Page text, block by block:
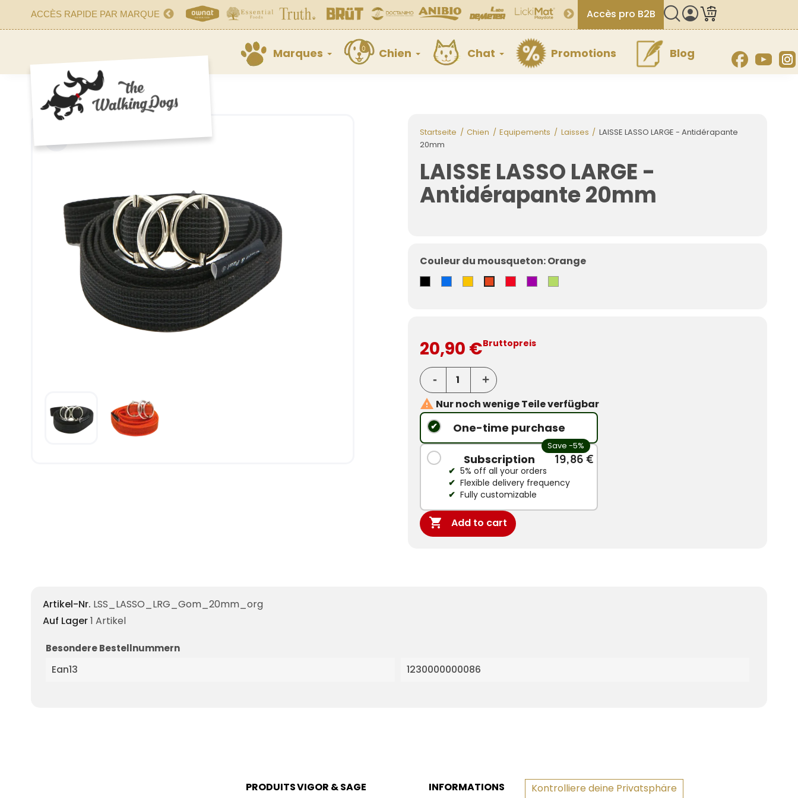
ACCÈS RAPIDE PAR MARQUE Accès pro B2B
Marques Chien Chat Promotions Blog Facebook
Startseite Chien Equipements Laisses
LAISSE LASSO LARGE - Antidérapante
20mm
LAISSE LASSO LARGE -
Antidérapante 20mm
Couleur du mousqueton: Orange
20,90 €Bruttopreis
 Nur noch wenige Teile verfügbar
One-time purchase
Save -5%
Subscription 19,86 €
5% off all your orders
Flexible delivery frequency
Fully customizable
 Add to cart
Artikel-Nr. LSS_LASSO_LRG_Gom_20mm_org
Auf Lager1 Artikel
Besondere Bestellnummern
Ean13 1230000000086
PRODUITSVIGOR & SAGE INFORMATIONS Kontrolliere deine Privatsphäre